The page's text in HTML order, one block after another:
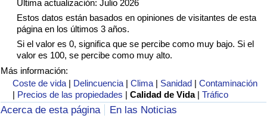
Última actualización: Julio 2026
Estos datos están basados en opiniones de visitantes de esta
página en los últimos 3 años.
Si el valor es 0, significa que se percibe como muy bajo. Si el
valor es 100, se percibe como muy alto.
Más información:
Coste de vida | Delincuencia |Clima | Sanidad |Contaminación
| Precios de las propiedades |Calidad de Vida |Tráfico
Acerca de esta página En las Noticias
Contaminación
Índice de Contaminación (Actual)
Índice de contaminación
Índice de Contaminación por País